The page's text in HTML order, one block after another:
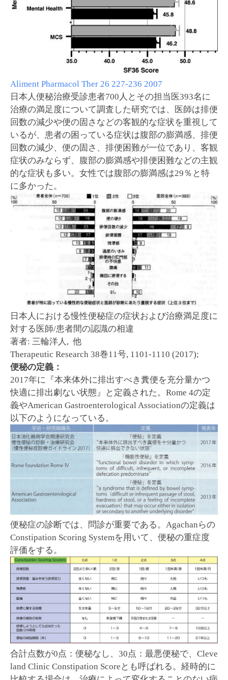
Aliment Pharmacol Ther 26 227-236 2007
日本人便秘治療受診患者700人とその担当医393名に
治療の満足度について調査した研究では、医師は排便
回数の減少や便の固さなどの客観的な症状を重視して
いるが、患者の困っている症状は腹部の膨満感、排便
回数の減少、便の固さ、排便困難が一位であり、客観
症状のみならず、腹部の膨満感や排便困難などの主観
的な症状も多い。女性では腹部の膨満感は29％と特
に多かった。
日本人における慢性便秘症の症状および治療満足度に
対する医師/患者間の認識の相違
著者: 三輪洋人, 他
Therapeutic Research 38巻11号, 1101-1110 (2017);
便秘の定義：
2017年に『本来体外に排出すべき糞便を充分量かつ
快適に排出劇ない状態』と定義された。Rome 4の定
義やAmerican Gastroenterological Associationの定義は
以下のようになっている。
便秘症の診断では、問診が重要である。Agachanらの
Constipation Scoring Systemを用いて、便秘の重症度
評価をする。
合計点数が0点：便秘なし、30点：最悪便秘で、Cleve
land Clinic Constipation Scoreとも呼ばれる。経時的に